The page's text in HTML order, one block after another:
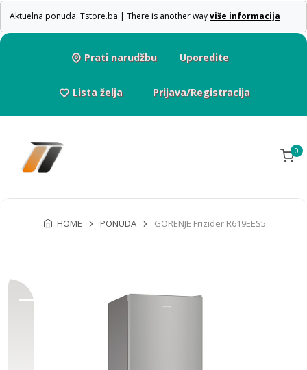
Aktuelna ponuda: Tstore.ba | There is another wayviše informacija
Prati narudžbu Uporedite
Lista želja Prijava/Registracija
0
HOME PONUDA GORENJE Frizider R619EES5